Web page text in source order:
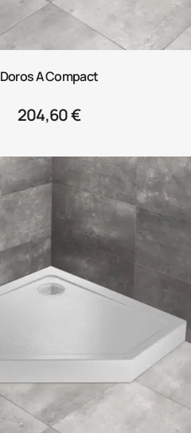
Doros A Compact
204,60€